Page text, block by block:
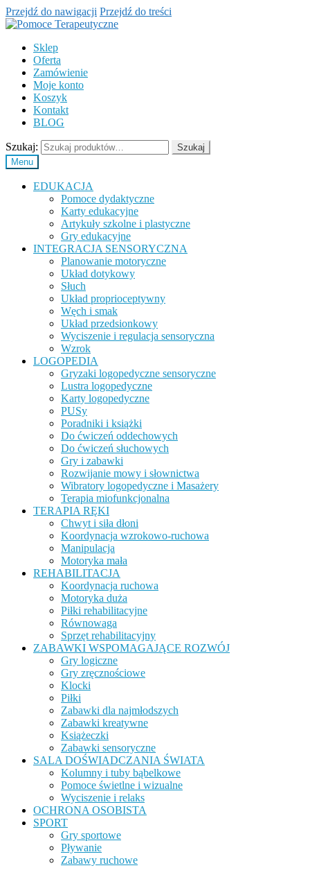
Przejdź do nawigacji Przejdź do treści
Sklep
Oferta
Zamówienie
Moje konto
Koszyk
Kontakt
BLOG
Szukaj:
Szukaj
Menu
EDUKACJA
Pomoce dydaktyczne
Karty edukacyjne
Artykuły szkolne i plastyczne
Gry edukacyjne
INTEGRACJA SENSORYCZNA
Planowanie motoryczne
Układ dotykowy
Słuch
Układ proprioceptywny
Węch i smak
Układ przedsionkowy
Wyciszenie i regulacja sensoryczna
Wzrok
LOGOPEDIA
Gryzaki logopedyczne sensoryczne
Lustra logopedyczne
Karty logopedyczne
PUSy
Poradniki i książki
Do ćwiczeń oddechowych
Do ćwiczeń słuchowych
Gry i zabawki
Rozwijanie mowy i słownictwa
Wibratory logopedyczne i Masażery
Terapia miofunkcjonalna
TERAPIA RĘKI
Chwyt i siła dłoni
Koordynacja wzrokowo-ruchowa
Manipulacja
Motoryka mała
REHABILITACJA
Koordynacja ruchowa
Motoryka duża
Piłki rehabilitacyjne
Równowaga
Sprzęt rehabilitacyjny
ZABAWKI WSPOMAGAJĄCE ROZWÓJ
Gry logiczne
Gry zręcznościowe
Klocki
Piłki
Zabawki dla najmłodszych
Zabawki kreatywne
Książeczki
Zabawki sensoryczne
SALA DOŚWIADCZANIA ŚWIATA
Kolumny i tuby bąbelkowe
Pomoce świetlne i wizualne
Wyciszenie i relaks
OCHRONA OSOBISTA
SPORT
Gry sportowe
Pływanie
Zabawy ruchowe